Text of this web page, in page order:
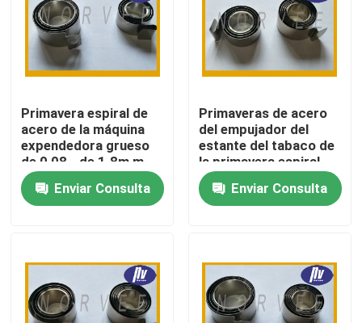
Viaje de la fábrica
Control de calidad
Éntrenos en contacto con
Pida una cita
Primavera espiral plana
Primavera espiral de la torsión
Primavera espiral de
acero de la máquina
expendedora grueso
de 0,08 - de 1.8m m
con el acero
inoxidable 301
Enviar Consulta
Primaveras de acero
del empujador del
estante del tabaco de
la primavera espiral
del dispensador con el
grueso de los 0.08MM
- de los 8MM
Enviar Consulta